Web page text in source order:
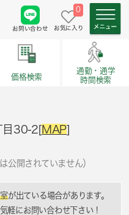
お問い合わせ
0
お気に入り
価格検索
通勤・通学
時間検索
目30-2[MAP]
公開されていません）
が出ている場合があります。
軽にお問い合わせ下さい！